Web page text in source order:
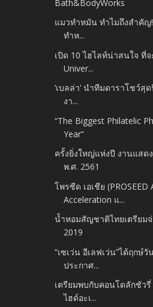
Bath&BodyWorks
แมวทำหมัน ทำไมถึงสำคัญ
ทำห...
เปิด 10 ไฮไลท์น่าสนใจ ที่
Univer...
‘เบลล่า’ นำทีมดาราโชว์
งา...
“The Biggest Philatelic
Year”
ครั้งยิ่งใหญ่แห่งปี งานแสด
พ.ศ. 2561
โพรซีด เอเชีย (PROSEED
Acceleration แ...
น้ำหอมสัญชาติไทยเตรียม
2019
“เซเว่น อีเลฟเว่น”ได้ฤกษ์วั
ประกาศ...
เตรียมพบกับคอนโดลักชัวรี่
ไฮด์อะเ...